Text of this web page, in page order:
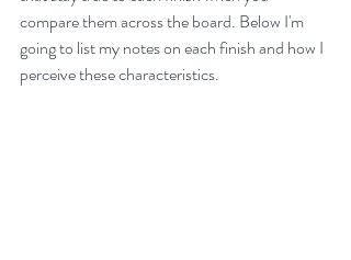
compare them across the board. Below I'm
going to list my notes on each finish and how I
perceive these characteristics.